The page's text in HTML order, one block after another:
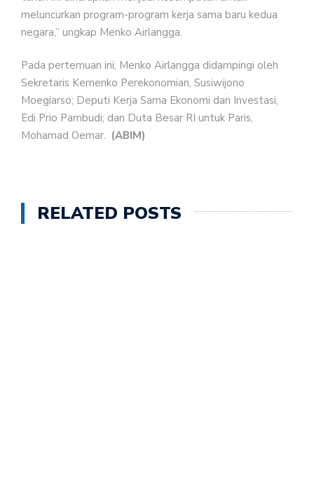
meluncurkan program-program kerja sama baru kedua
negara,” ungkap Menko Airlangga.
Pada pertemuan ini, Menko Airlangga didampingi oleh
Sekretaris Kemenko Perekonomian, Susiwijono
Moegiarso; Deputi Kerja Sama Ekonomi dan Investasi,
Edi Prio Pambudi; dan Duta Besar RI untuk Paris,
Mohamad Oemar. (ABIM)
RELATED POSTS